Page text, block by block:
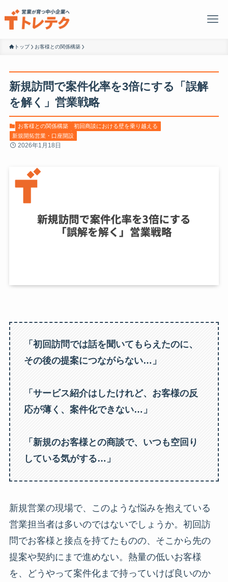
トップ お客様との関係構築
新規訪問で案件化率を3倍にする「誤解
を解く」営業戦略
お客様との関係構築
初回商談における壁を乗り越える
新規開拓営業・口座開設
2026年1月18日
「初回訪問では話を聞いてもらえたのに、
その後の提案につながらない…」
「サービス紹介はしたけれど、お客様の反
応が薄く、案件化できない…」
「新規のお客様との商談で、いつも空回り
している気がする…」
新規営業の現場で、このような悩みを抱えている
営業担当者は多いのではないでしょうか。初回訪
問でお客様と接点を持てたものの、そこから先の
提案や契約にまで進めない。熱量の低いお客様
を、どうやって案件化まで持っていけば良いのか